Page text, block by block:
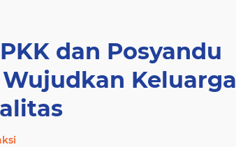
dan Posyandu
Keluarga